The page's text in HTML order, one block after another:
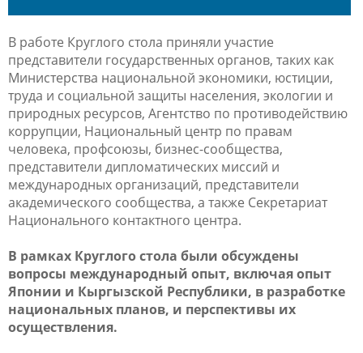
В работе Круглого стола приняли участие
представители государственных органов, таких как
Министерства национальной экономики, юстиции,
труда и социальной защиты населения, экологии и
природных ресурсов, Агентство по противодействию
коррупции, Национальный центр по правам
человека, профсоюзы, бизнес-сообщества,
представители дипломатических миссий и
международных организаций, представители
академического сообщества, а также Секретариат
Национального контактного центра.
В рамках Круглого стола были обсуждены
вопросы международный опыт, включая опыт
Японии и Кыргызской Республики, в разработке
национальных планов, и перспективы их
осуществления.